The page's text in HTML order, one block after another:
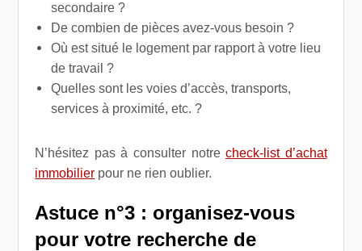
secondaire ?
De combien de pièces avez-vous besoin ?
Où est situé le logement par rapport à votre lieu
de travail ?
Quelles sont les voies d’accès, transports,
services à proximité, etc. ?
N’hésitez pas à consulter notrecheck-list d’achat
immobilier pour ne rien oublier.
Astuce n°3 : organisez-vous
pour votre recherche de